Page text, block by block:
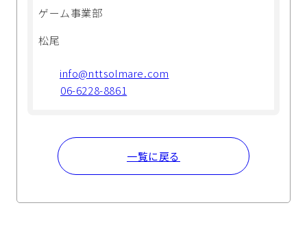
ゲーム事業部
松尾
info@nttsolmare.com
06-6228-8861
一覧に戻る